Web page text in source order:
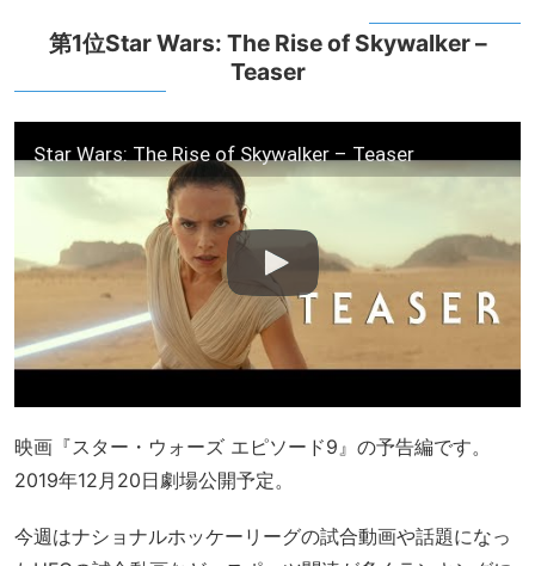
第1位Star Wars: The Rise of Skywalker –
Teaser
Star Wars: The Rise of Skywalker – Teaser
映画『スター・ウォーズ エピソード9』の予告編です。
2019年12月20日劇場公開予定。
今週はナショナルホッケーリーグの試合動画や話題になっ